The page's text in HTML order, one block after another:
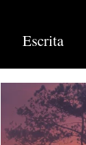
Escrita
Outros